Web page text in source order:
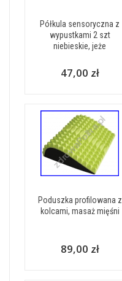
Półkula sensoryczna z
wypustkami 2 szt
niebieskie, jeże
47,00 zł
Poduszka profilowana z
kolcami, masaż mięśni
89,00 zł